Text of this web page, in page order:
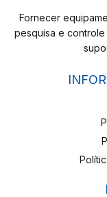
Fornecer
pesquisa e